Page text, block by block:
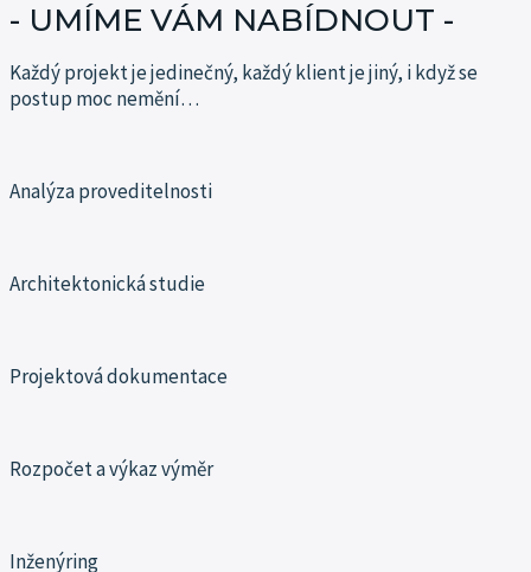
- UMÍME VÁM NABÍDNOUT -
Každý projekt je jedinečný, každý klient je jiný, i když se
postup moc nemění…
Analýza proveditelnosti
Architektonická studie
Projektová dokumentace
Rozpočet a výkaz výměr
Inženýring